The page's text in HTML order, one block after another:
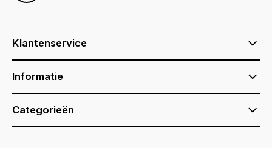
Klantenservice
Informatie
Categorieën